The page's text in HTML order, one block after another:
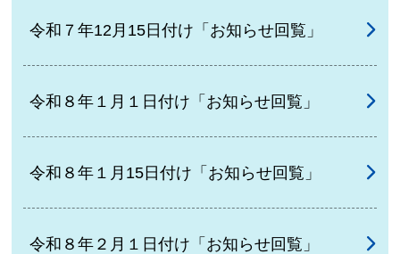
令和７年12月15日付け「お知らせ回覧」
令和８年１月１日付け「お知らせ回覧」
令和８年１月15日付け「お知らせ回覧」
令和８年２月１日付け「お知らせ回覧」